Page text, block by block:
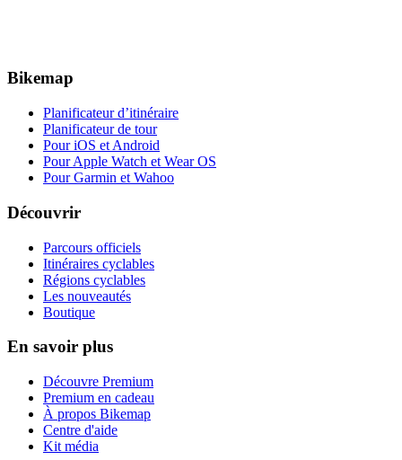
Bikemap
Planificateur d’itinéraire
Planificateur de tour
Pour iOS et Android
Pour Apple Watch et Wear OS
Pour Garmin et Wahoo
Découvrir
Parcours officiels
Itinéraires cyclables
Régions cyclables
Les nouveautés
Boutique
En savoir plus
Découvre Premium
Premium en cadeau
À propos Bikemap
Centre d'aide
Kit média